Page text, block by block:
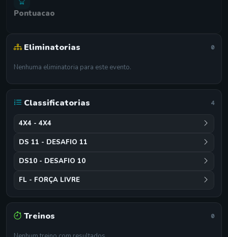
Pontuacao
Eliminatorias 0
Nenhuma eliminatoria para este evento.
Classificatorias 4
4X4 - 4X4
DS 11 - DESAFIO 11
DS10 - DESAFIO 10
FL - FORÇA LIVRE
Treinos 0